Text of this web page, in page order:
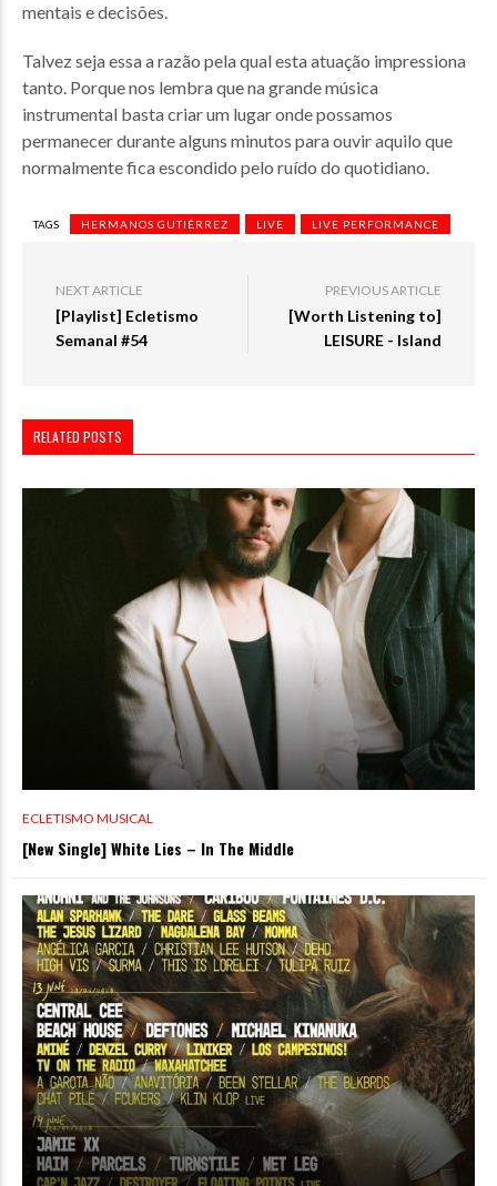
mentais e decisões.
Talvez seja essa a razão pela qual esta atuação impressiona
tanto. Porque nos lembra que na grande música
instrumental basta criar um lugar onde possamos
permanecer durante alguns minutos para ouvir aquilo que
normalmente fica escondido pelo ruído do quotidiano.
TAGS HERMANOS GUTIÉRREZ LIVE LIVE PERFORMANCE
NEXT ARTICLE
[Playlist] Ecletismo
Semanal #54
PREVIOUS ARTICLE
[Worth Listening to]
LEISURE - Island
RELATED POSTS
ECLETISMO MUSICAL
[New Single] White Lies – In The Middle